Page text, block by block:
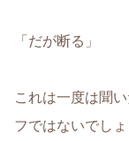
「だが断る」
これは一度は聞
フではないでしょ